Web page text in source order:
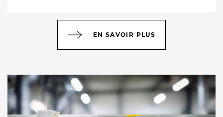
EN SAVOIR PLUS